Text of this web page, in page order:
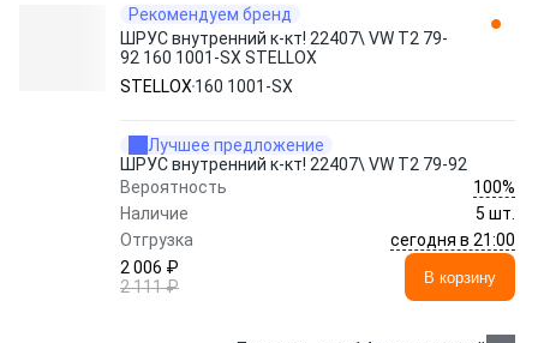
Рекомендуем бренд
ШРУС внутренний к-кт! 22407\ VW T2 79-
92 160 1001-SX STELLOX
STELLOX 160 1001-SX
Лучшее предложение
ШРУС внутренний к-кт! 22407\ VW T2 79-92
Вероятность
100%
Наличие
5 шт.
Отгрузка
сегодня в 21:00
2 006 ₽
2 111 ₽
В корзину